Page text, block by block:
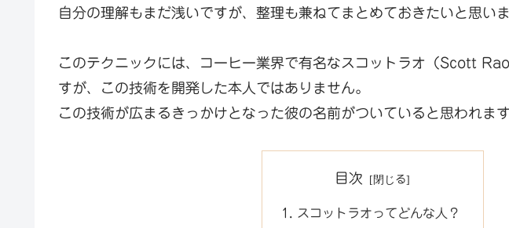
自分の理解もまだ浅いですが、整理も兼ねてまとめておきたいと思いま
このテクニックには、コーヒー業界で有名なスコットラオ（Scott
すが、この技術を開発した本人ではありません。
この技術が広まるきっかけとなった彼の名前がついていると思われます
目次
スコットラオってどんな人？